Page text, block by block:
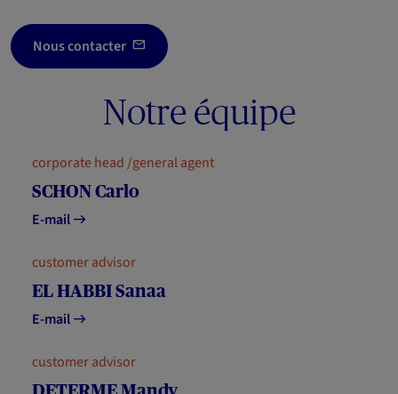
Nous contacter
Notre équipe
corporate head /general agent
SCHON Carlo
E-mail
customer advisor
EL HABBI Sanaa
E-mail
customer advisor